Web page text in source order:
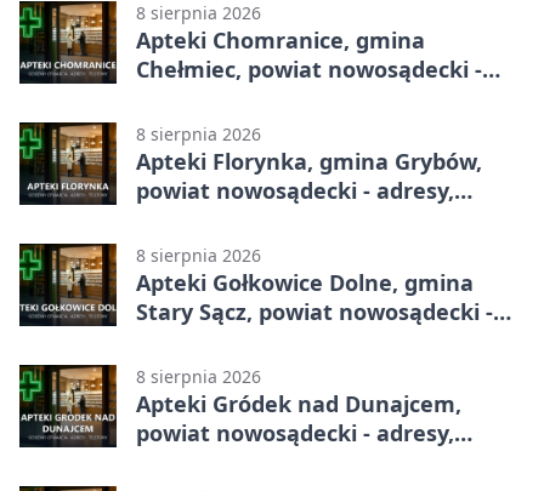
8 sierpnia 2026
Apteki Chomranice, gmina
Chełmiec, powiat nowosądecki -
8 sierpnia 2026
Apteki Florynka, gmina Grybów,
powiat nowosądecki - adresy,
8 sierpnia 2026
Apteki Gołkowice Dolne, gmina
Stary Sącz, powiat nowosądecki -
8 sierpnia 2026
Apteki Gródek nad Dunajcem,
powiat nowosądecki - adresy,